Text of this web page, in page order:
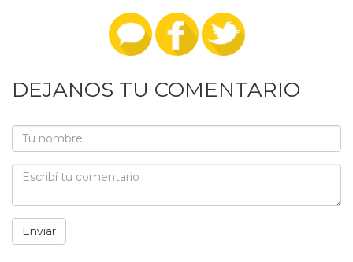
DEJANOS TU COMENTARIO